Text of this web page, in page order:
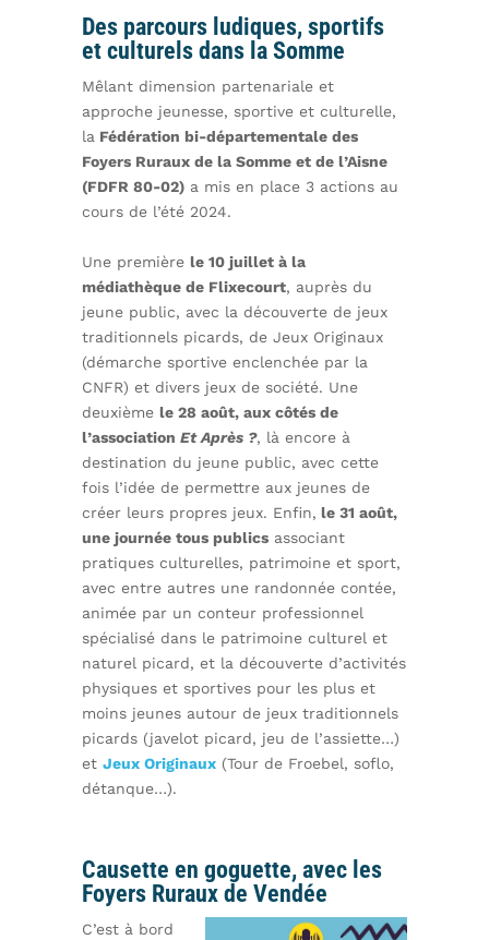
Des parcours ludiques, sportifs
et culturels dans la Somme
Mêlant dimension partenariale et
approche jeunesse, sportive et culturelle,
laFédération bi-départementale des
Foyers Ruraux de la Somme et de l’Aisne
(FDFR 80-02)a mis en place 3 actions au
cours de l’été 2024.
Une première le 10 juillet à la
médiathèque de Flixecourt, auprès du
jeune public, avec la découverte de jeux
traditionnels picards, de Jeux Originaux
(démarche sportive enclenchée par la
CNFR) et divers jeux de société. Une
deuxième le 28 août, aux côtés de
l’association Et Après ?, là encore à
destination du jeune public, avec cette
fois l’idée de permettre aux jeunes de
créer leurs propres jeux. Enfin, le 31 août,
une journée tous publicsassociant
pratiques culturelles, patrimoine et sport,
avec entre autres une randonnée contée,
animée par un conteur professionnel
spécialisé dans le patrimoine culturel et
naturel picard, et la découverte d’activités
physiques et sportives pour les plus et
moins jeunes autour de jeux traditionnels
picards (javelot picard, jeu de l’assiette…)
et Jeux Originaux(Tour de Froebel, soflo,
détanque…).
Causette en goguette, avec les
Foyers Ruraux de Vendée
C’est à bord